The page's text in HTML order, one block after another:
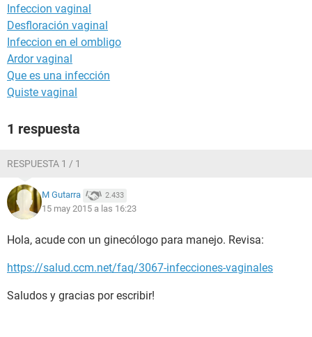
Infeccion vaginal
Desfloración vaginal
Infeccion en el ombligo
Ardor vaginal
Que es una infección
Quiste vaginal
1 respuesta
RESPUESTA 1 / 1
M Gutarra 2.433
15 may 2015 a las 16:23
Hola, acude con un ginecólogo para manejo. Revisa:
https://salud.ccm.net/faq/3067-infecciones-vaginales
Saludos y gracias por escribir!